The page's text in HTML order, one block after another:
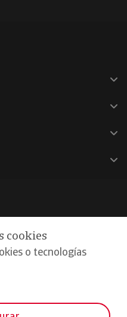
cookies
o tecnologías